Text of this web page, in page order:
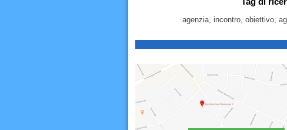
agenzia, incontro, obiettivo,